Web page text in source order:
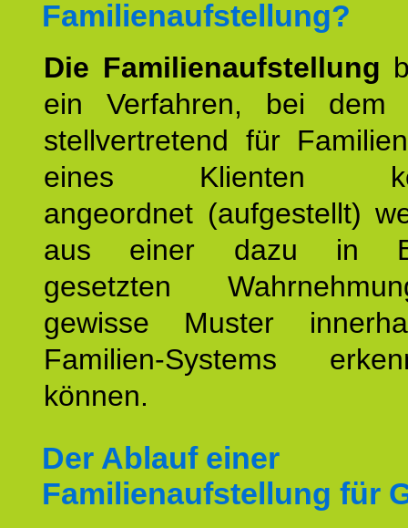
Familienaufstellung?
Die Familienaufstellung
ein Verfahren, bei dem
stellvertretend für
eines Klienten
angeordnet (aufgestellt)
aus einer dazu in
gesetzten
gewisse Muster
Familien-Systems
können.
Der Ablauf einer
Familienaufstellung für